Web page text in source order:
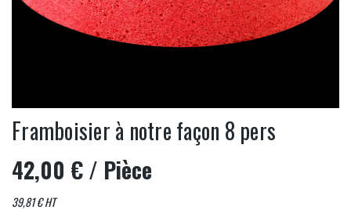
Framboisier à notre façon 8 pers
42,00 €/ Pièce
39,81 € HT